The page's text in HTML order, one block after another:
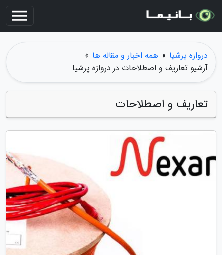
دروازه پرشیا » همه اخبار و مقاله ها »
آرشیو تعاریف و اصطلاحات در دروازه پرشیا
تعاریف و اصطلاحات